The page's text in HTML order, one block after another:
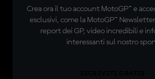
Crea ora il tuo account MotoGP™ e
esclusivi, come la MotoGP™
report dei GP, video incredibili e
interessanti sul nostro